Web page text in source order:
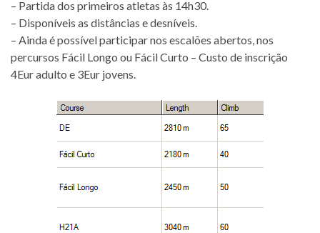
– Partida dos primeiros atletas às 14h30.
– Disponíveis as distâncias e desníveis.
– Ainda é possível participar nos escalões abertos, nos
percursos Fácil Longo ou Fácil Curto – Custo de inscrição
4Eur adulto e 3Eur jovens.